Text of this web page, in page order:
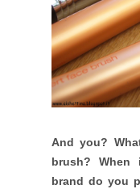
And you?
brush?
brand do you